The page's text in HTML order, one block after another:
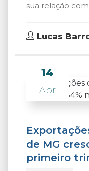
sua relação com
Lucas
14
Apr
de MG
primeiro